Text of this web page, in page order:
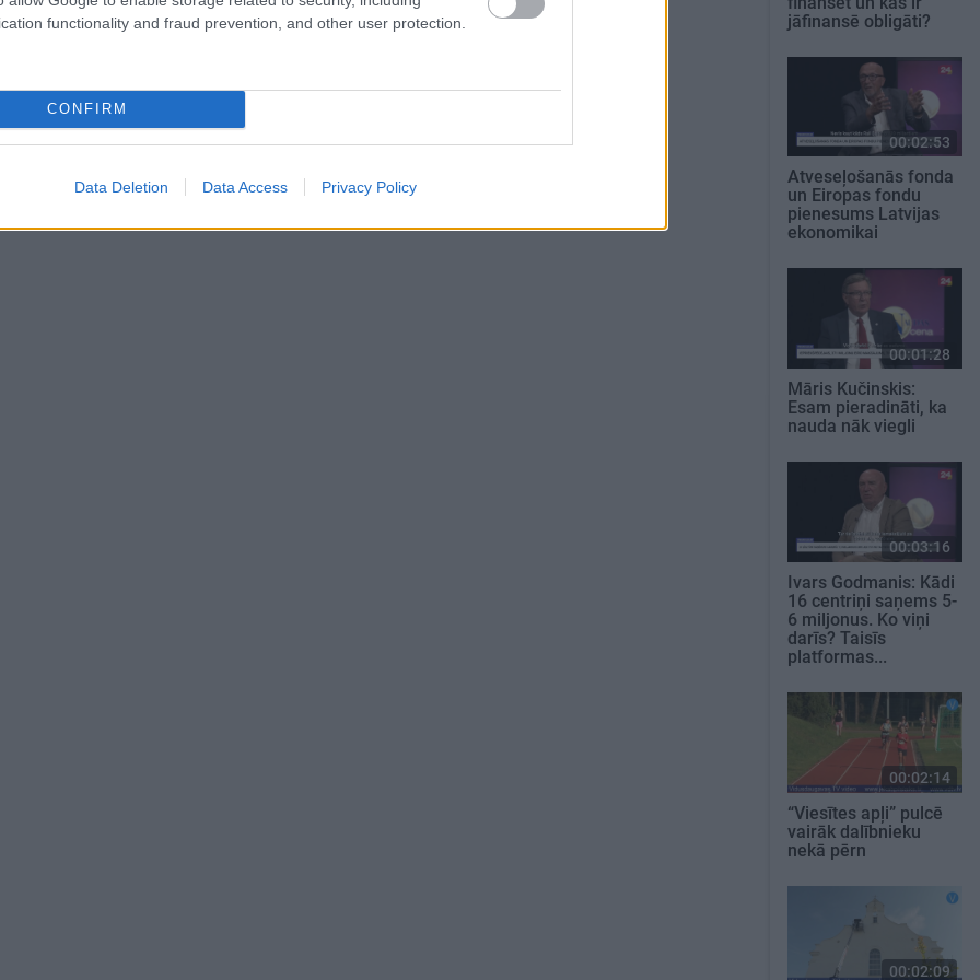
functionality and fraud prevention, and other user protection.
CONFIRM
Data Deletion Data Access Privacy Policy
jāfinansē obligāti?
00:02:53
Atveseļošanās fonda
un Eiropas fondu
pienesums Latvijas
ekonomikai
00:01:28
Māris Kučinskis:
Esam pieradināti, ka
nauda nāk viegli
00:03:16
Ivars Godmanis: Kādi
16 centriņi saņems 5-
6 miljonus. Ko viņi
darīs? Taisīs
platformas...
00:02:14
“Viesītes apļi” pulcē
vairāk dalībnieku
nekā pērn
00:02:09